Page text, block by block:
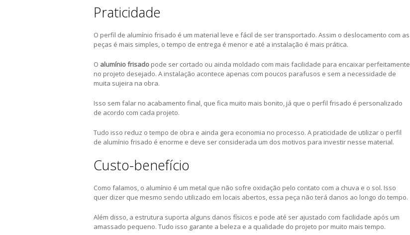
Praticidade
O perfil de alumínio frisado é um material leve e fácil de ser transportado. Assim o deslocamento com as
peças é mais simples, o tempo de entrega é menor e até a instalação é mais prática.
O alumínio frisado pode ser cortado ou ainda moldado com mais facilidade para encaixar perfeitamente
no projeto desejado. A instalação acontece apenas com poucos parafusos e sem a necessidade de
muita sujeira na obra.
Isso sem falar no acabamento final, que fica muito mais bonito, já que o perfil frisado é personalizado
de acordo com cada projeto.
Tudo isso reduz o tempo de obra e ainda gera economia no processo. A praticidade de utilizar o perfil
de alumínio frisado é enorme e deve ser considerada um dos motivos para investir nesse material.
Custo-benefício
Como falamos, o alumínio é um metal que não sofre oxidação pelo contato com a chuva e o sol. Isso
quer dizer que mesmo sendo utilizado em locais abertos, essa peça não terá danos ao longo do tempo.
Além disso, a estrutura suporta alguns danos físicos e pode até ser ajustado com facilidade após um
amassado pequeno. Tudo isso garante a beleza e a qualidade do projeto por muito mais tempo.